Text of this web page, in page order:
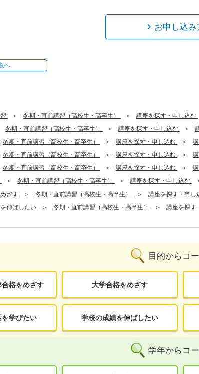
お申し込み
へ
冬期・直前講習（高校生・高卒生） 講座を探す・申し込む
冬期・直前講習（高校生・高卒生） 講座を探す・申し込む
冬期・直前講習（高校生・高卒生） 講座を探す・申し込む
冬期・直前講習（高校生・高卒生） 講座を探す・申し込む
冬期・直前講習（高校生・高卒生） 講座を探す・申し込む
冬期・直前講習（高校生・高卒生） 講座を探す・申し込む
ざす 冬期・直前講習（高校生・高卒生） 講座を探す・申し
伸ばしたい 冬期・直前講習（高校生・高卒生） 講座を探す
目的からコ
格をめざす 大学合格をめざす
学びたい 学校の成績を伸ばしたい
学年からコ